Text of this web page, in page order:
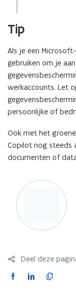
weergave)
Tip
Als je een
gebruiken om je
werkaccounts. Let
persoonlijke of
Ook met het
Copilot nog steeds
documenten of
Deel deze
F
L
K